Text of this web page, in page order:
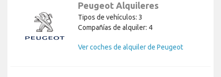
Peugeot Alquileres
Tipos de vehículos: 3
Compañías de alquiler: 4
Ver coches de alquiler de Peugeot